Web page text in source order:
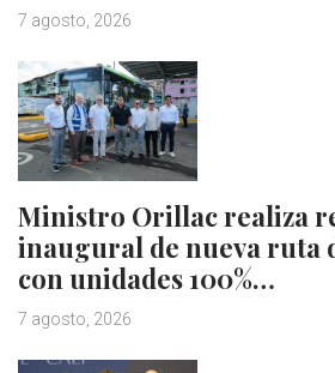
7 agosto, 2026
Ministro Orillac realiza
inaugural de nueva ruta
con unidades 100%…
7 agosto, 2026